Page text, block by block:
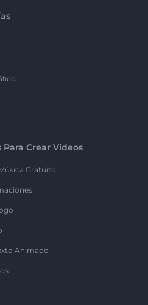
Crear Videos
Gratuito
Animado